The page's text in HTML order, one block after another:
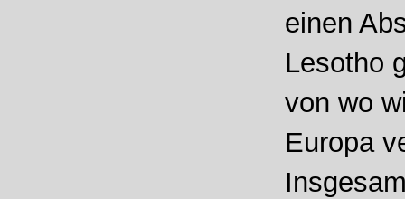
einen
Lesotho
von wo
Europa